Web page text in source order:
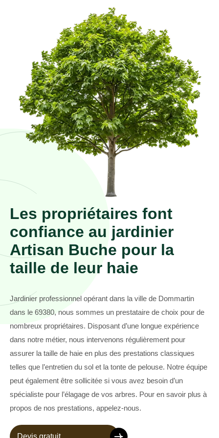
Les propriétaires font
confiance au jardinier
Artisan Buche pour la
taille de leur haie
Jardinier professionnel opérant dans la ville de Dommartin
dans le 69380, nous sommes un prestataire de choix pour de
nombreux propriétaires. Disposant d’une longue expérience
dans notre métier, nous intervenons régulièrement pour
assurer la taille de haie en plus des prestations classiques
telles que l’entretien du sol et la tonte de pelouse. Notre équipe
peut également être sollicitée si vous avez besoin d’un
spécialiste pour l’élagage de vos arbres. Pour en savoir plus à
propos de nos prestations, appelez-nous.